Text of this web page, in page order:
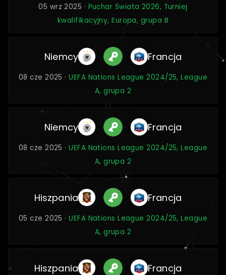
05 wrz 2025 · Puchar Świata 2026, Turniej
kwalifikacyjny, Europa, grupa B
Niemcy Francja
08 cze 2025 ·UEFA Nations League 2024/25, League
A, grupa 2
Niemcy Francja
08 cze 2025 ·UEFA Nations League 2024/25, League
A, grupa 2
Hiszpania Francja
05 cze 2025 ·UEFA Nations League 2024/25, League
A, grupa 2
Hiszpania Francja